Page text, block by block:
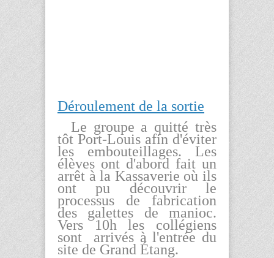
Déroulement de la sortie
Le groupe a quitté très
tôt Port-Louis afin d'éviter
les embouteillages. Les
élèves ont d'abord fait un
arrêt à la Kassaverie où ils
ont pu découvrir le
processus de fabrication
des galettes de manioc.
Vers 10h les collégiens
sont arrivés à l'entrée du
site de Grand Étang.